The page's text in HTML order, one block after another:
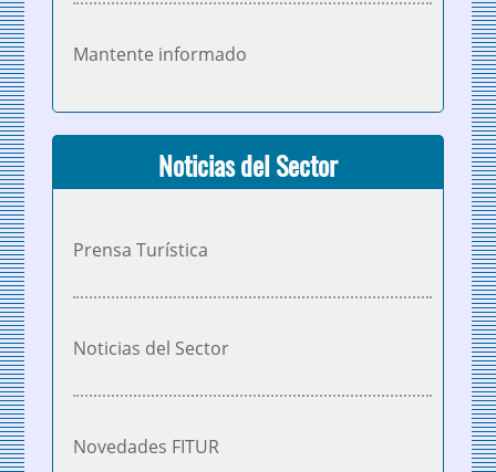
Mantente informado
Noticias del Sector
Prensa Turística
Noticias del Sector
Novedades FITUR